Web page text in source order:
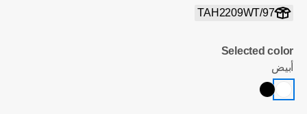
TAH2209WT/97
Selected color
أبيض